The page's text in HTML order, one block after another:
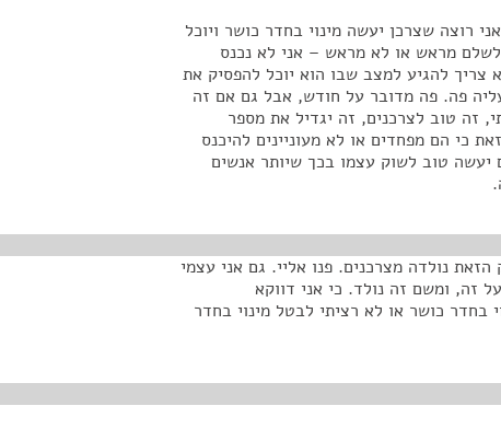
רוצה שצרכן יעשה מינוי בחדר כושר ויוכל
לשלם מראש או לא מראש – אני לא נכנס
צריך להגיע למצב שבו הוא יוכל להפסיק את
פה. פה מדובר על חודש, אבל גם אם זה
זה טוב לצרכנים, זה יגדיל את מספר
כי הם מפחדים או לא מעוניינים להיכנס
יעשה טוב לשוק עצמו בכך שיותר אנשים
נולדה מצרכנים. פנו אליי. גם אני עצמי
זה, ומשם זה נולד. כי אני דווקא
בחדר כושר או לא רציתי לבטל מינוי בחדר